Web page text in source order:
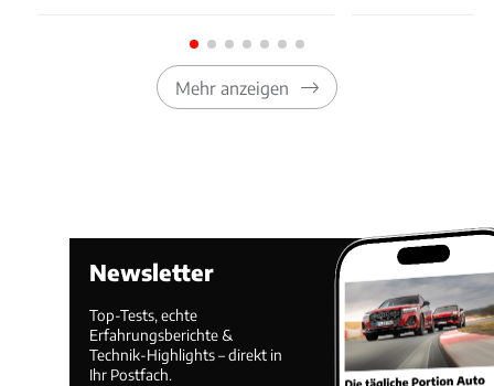
Mehr anzeigen
Newsletter
Top-Tests, echte
Erfahrungsberichte &
Technik-Highlights – direkt in
Ihr Postfach.